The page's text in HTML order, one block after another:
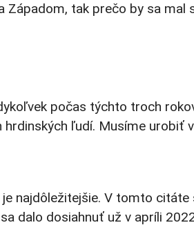
Západom, tak prečo by sa mal
počas týchto troch
hrdinských ľudí. Musíme urobiť
najdôležitejšie. V tomto citáte
dalo dosiahnuť už v apríli